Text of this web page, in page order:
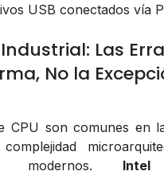
USB conectados vía
Las
No la
CPU son comunes en
modernos. Intel